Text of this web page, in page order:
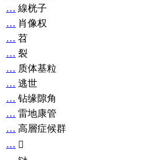
… 線桄子
… 肖像权
… 苕
… 裂
… 质体基粒
… 逃世
… 钻缘隙角
… 雷地康管
… 高層症候群
… 𧘞